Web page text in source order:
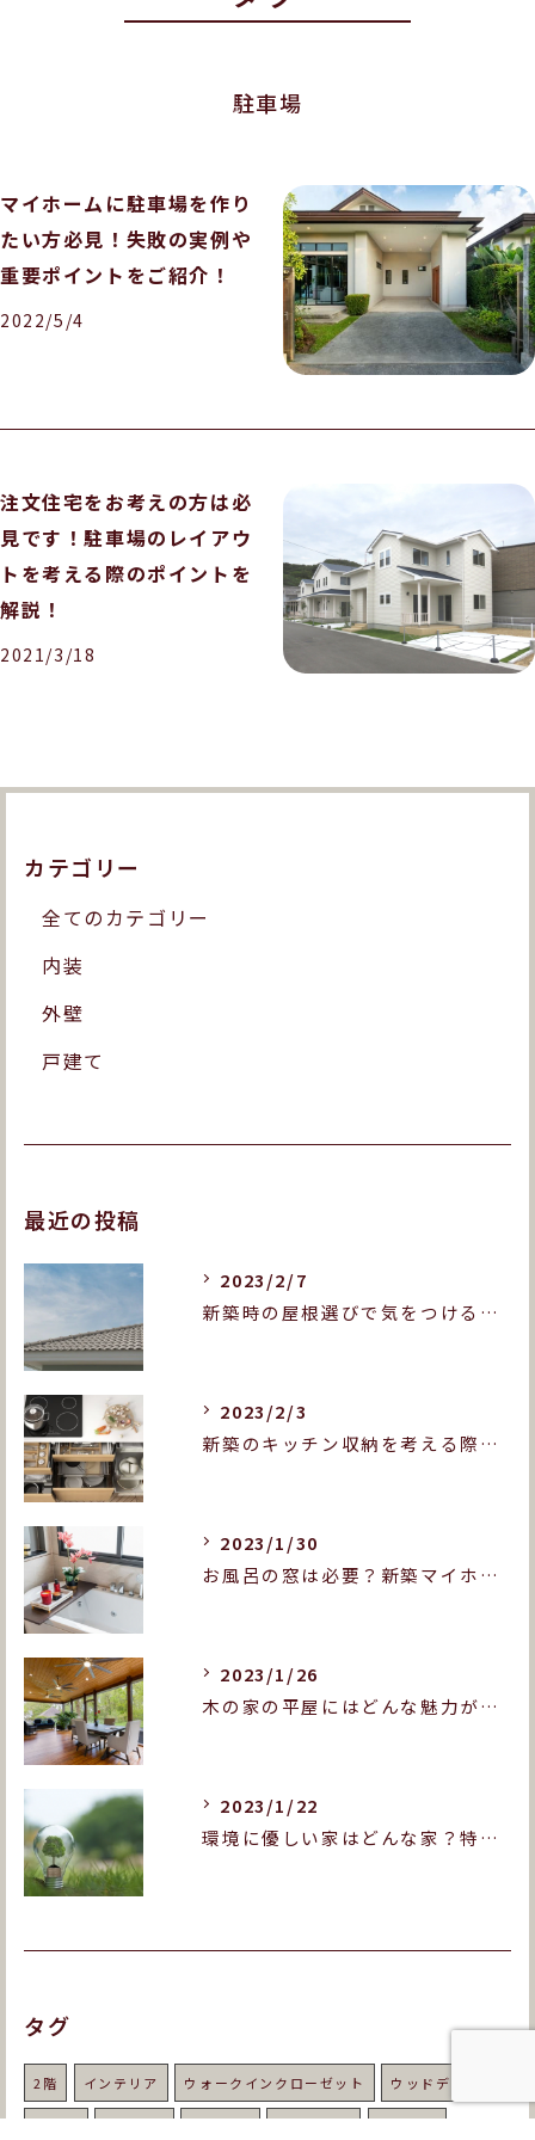
駐車場
マイホームに駐車場を作り
たい方必見！失敗の実例や
重要ポイントをご紹介！
2022/5/4
注文住宅をお考えの方は必
見です！駐車場のレイアウ
トを考える際のポイントを
解説！
2021/3/18
カテゴリー
全てのカテゴリー
内装
外壁
戸建て
最近の投稿
2023/2/7
新築時の屋根選びで気をつけることとは？屋根の種類も紹介します！
2023/2/3
新築のキッチン収納を考える際に押さえておきたいポイントは？
2023/1/30
お風呂の窓は必要？新築マイホームをお考えの方へ！
2023/1/26
木の家の平屋にはどんな魅力がある？木造平屋の良いところを紹介します！
2023/1/22
環境に優しい家はどんな家？特徴や実現のポイントをご紹介！
タグ
2階 インテリア ウォークインクローゼット ウッドデッキ